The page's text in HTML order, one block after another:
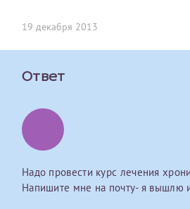
19 декабря 2013
Ответ
Надо провести курс лечения
Напишите мне на почту- я вышлю
Отчество*
ИНН Налогоплательщика*